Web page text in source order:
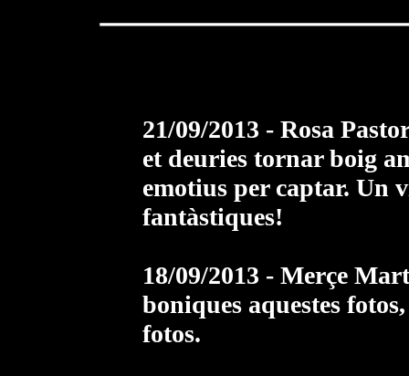
21/09/2013 - Rosa
et deuries tornar boig
emotius per captar. Un
fantàstiques!
18/09/2013 - Merçe
boniques aquestes
fotos.